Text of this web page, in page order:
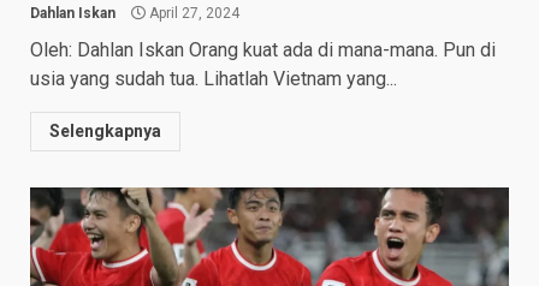
Dahlan Iskan April 27, 2024
Oleh: Dahlan Iskan Orang kuat ada di mana-mana. Pun di
usia yang sudah tua. Lihatlah Vietnam yang...
Selengkapnya